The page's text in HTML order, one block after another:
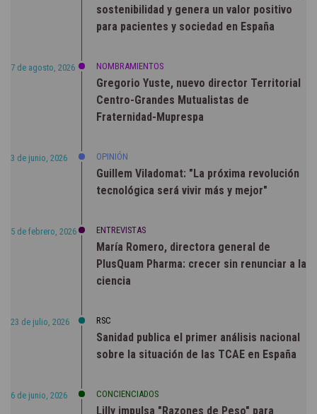
sostenibilidad y genera un valor positivo
para pacientes y sociedad en España
7 de agosto, 2026 NOMBRAMIENTOS
Gregorio Yuste, nuevo director Territorial
Centro-Grandes Mutualistas de
Fraternidad-Muprespa
3 de junio, 2026 OPINIÓN
Guillem Viladomat: "La próxima revolución
tecnológica será vivir más y mejor"
5 de febrero, 2026 ENTREVISTAS
María Romero, directora general de
PlusQuam Pharma: crecer sin renunciar a la
ciencia
23 de julio, 2026 RSC
Sanidad publica el primer análisis nacional
sobre la situación de las TCAE en España
6 de junio, 2026 CONCIENCIADOS
Lilly impulsa "Razones de Peso" para